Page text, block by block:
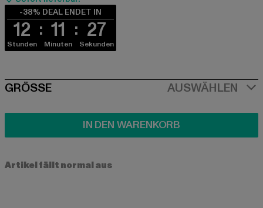
-38% DEAL ENDET IN
12
Stunden
11
Minuten
27
Sekunden
SIZE
GRÖSSE AUSWÄHLEN
IN DEN WARENKORB
Artikel fällt normal aus